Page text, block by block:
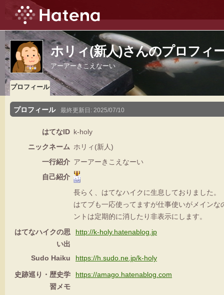
ホリィ(新人)さんのプロフィ
アーアーきこえなーい
プロフィール
プロフィール 最終更新日: 2025/07/10
はてなID k-holy
ニックネーム ホリィ(新人)
一行紹介 アーアーきこえなーい
自己紹介
長らく、はてなハイクに生息しておりました。
はてブも一応使ってますが仕事使いがメイン
ントは定期的に消したり非表示にします。
はてなハイクの思
い出
http://k-holy.hatenablog.jp
Sudo Haiku https://h.sudo.ne.jp/k-holy
史跡巡り・歴史学
習メモ
https://amago.hatenablog.com